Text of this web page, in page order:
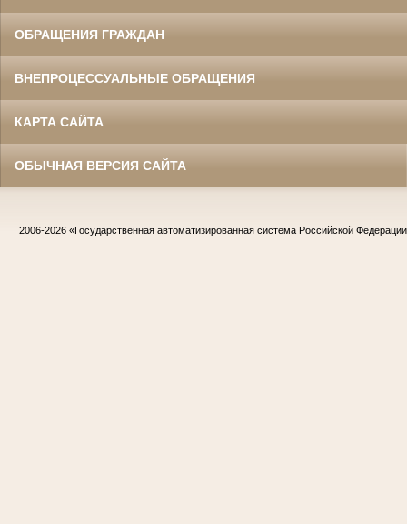
ОБРАЩЕНИЯ ГРАЖДАН
ВНЕПРОЦЕССУАЛЬНЫЕ ОБРАЩЕНИЯ
КАРТА САЙТА
ОБЫЧНАЯ ВЕРСИЯ САЙТА
2006-2026 «Государственная автоматизированная система Российской